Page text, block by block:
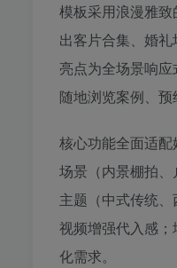
模板采用浪漫雅
出客片合集、婚
亮点为全场景响
随地浏览案例、预
核心功能全面适
场景（内景棚拍
主题（中式传统
视频增强代入感；
化需求。